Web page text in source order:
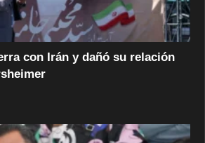
con Irán y dañó su relación